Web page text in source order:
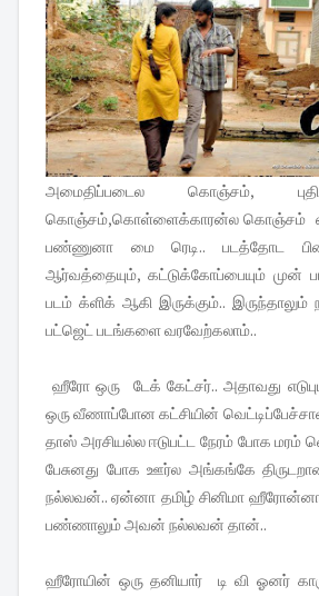
அமைதிப்படைல கொஞ்சம்,
கொஞ்சம்,கொள்ளைக்காரன்ல கொஞ்சம்
பண்ணுனா மை ரெடி.. படத்தோட
ஆர்வத்தையும், கட்டுக்கோப்பையும் முன்
படம் க்ளிக் ஆகி இருக்கும்.. இருந்தாலும்
பட்ஜெட் படங்களை வரவேற்கலாம்..
ஹீரோ ஒரு டேக் கேட்சர்.. அதாவது
ஒரு வீணாப்போன கட்சியின்
தாஸ் அரசியல்ல ஈடுபட்ட நேரம் போக மரம்
பேசுனது போக ஊர்ல அங்கங்கே
நல்லவன்.. ஏன்னா தமிழ் சினிமா
பண்ணாலும் அவன் நல்லவன் தான்..
ஹீரோயின் ஒரு தனியார் டி வி ஓனர் காரு..